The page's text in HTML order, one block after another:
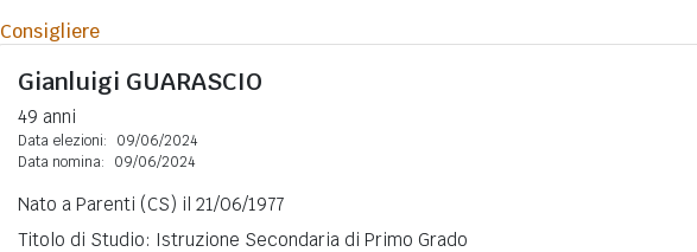
Consigliere
Gianluigi GUARASCIO
49 anni
Data elezioni:
09/06/2024
Data nomina:
09/06/2024
Nato a Parenti (CS) il 21/06/1977
Titolo di Studio: Istruzione Secondaria di Primo Grado